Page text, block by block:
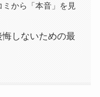
から「本音」を見
しないための最